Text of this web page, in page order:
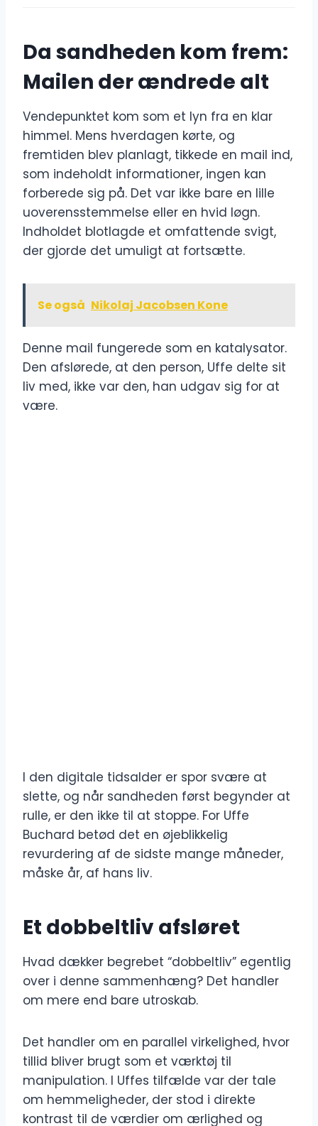
Da sandheden kom frem:
Mailen der ændrede alt
Vendepunktet kom som et lyn fra en klar
himmel. Mens hverdagen kørte, og
fremtiden blev planlagt, tikkede en mail ind,
som indeholdt informationer, ingen kan
forberede sig på. Det var ikke bare en lille
uoverensstemmelse eller en hvid løgn.
Indholdet blotlagde et omfattende svigt,
der gjorde det umuligt at fortsætte.
Se også Nikolaj Jacobsen Kone
Denne mail fungerede som en katalysator.
Den afslørede, at den person, Uffe delte sit
liv med, ikke var den, han udgav sig for at
være.
I den digitale tidsalder er spor svære at
slette, og når sandheden først begynder at
rulle, er den ikke til at stoppe. For Uffe
Buchard betød det en øjeblikkelig
revurdering af de sidste mange måneder,
måske år, af hans liv.
Et dobbeltliv afsløret
Hvad dækker begrebet “dobbeltliv” egentlig
over i denne sammenhæng? Det handler
om mere end bare utroskab.
Det handler om en parallel virkelighed, hvor
tillid bliver brugt som et værktøj til
manipulation. I Uffes tilfælde var der tale
om hemmeligheder, der stod i direkte
kontrast til de værdier om ærlighed og